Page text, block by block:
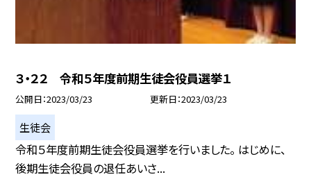
３・２２ 令和５年度前期生徒会役員選挙１
公開日 2023/03/23 更新日 2023/03/23
生徒会
令和５年度前期生徒会役員選挙を行いました。 はじめに、
後期生徒会役員の退任あいさ...